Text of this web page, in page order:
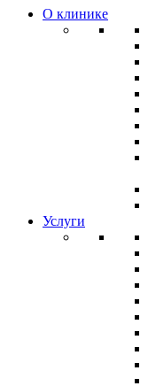
О клинике
Услуги